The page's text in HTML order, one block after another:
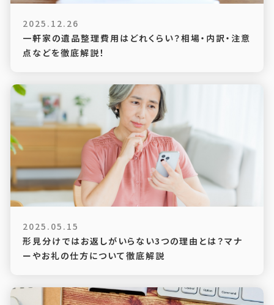
2025.12.26
一軒家の遺品整理費用はどれくらい？相場・内訳・注意
点などを徹底解説！
2025.05.15
形見分けではお返しがいらない3つの理由とは？マナ
ーやお礼の仕方について徹底解説